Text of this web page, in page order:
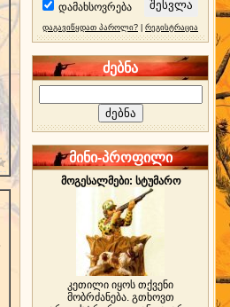
დამახსოვრება
დაგავიწყდათ პაროლი? რეგისტრაცია
ძებნა
მინი-პროფილი
მოგესალმები: სტუმარო
კეთილი იყოს თქვენი
მობრძანება. გთხოვთ